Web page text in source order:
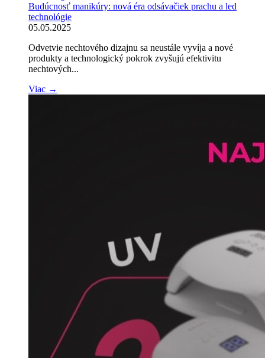
Budúcnosť manikúry: nová éra odsávačiek prachu a led
technológie
05.05.2025
Odvetvie nechtového dizajnu sa neustále vyvíja a nové
produkty a technologický pokrok zvyšujú efektivitu
nechtových...
Viac →